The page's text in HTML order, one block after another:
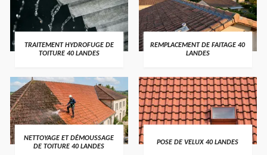
TRAITEMENT HYDROFUGE DE
TOITURE 40 LANDES
REMPLACEMENT DE FAITAGE 40
LANDES
NETTOYAGE ET DÉMOUSSAGE
DE TOITURE 40 LANDES
POSE DE VELUX 40 LANDES